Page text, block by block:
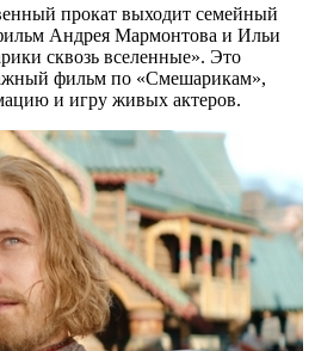
прокат выходит семейный
Андрея Мармонтова и Ильи
сквозь вселенные». Это
фильм по «Смешарикам»,
и игру живых актеров.